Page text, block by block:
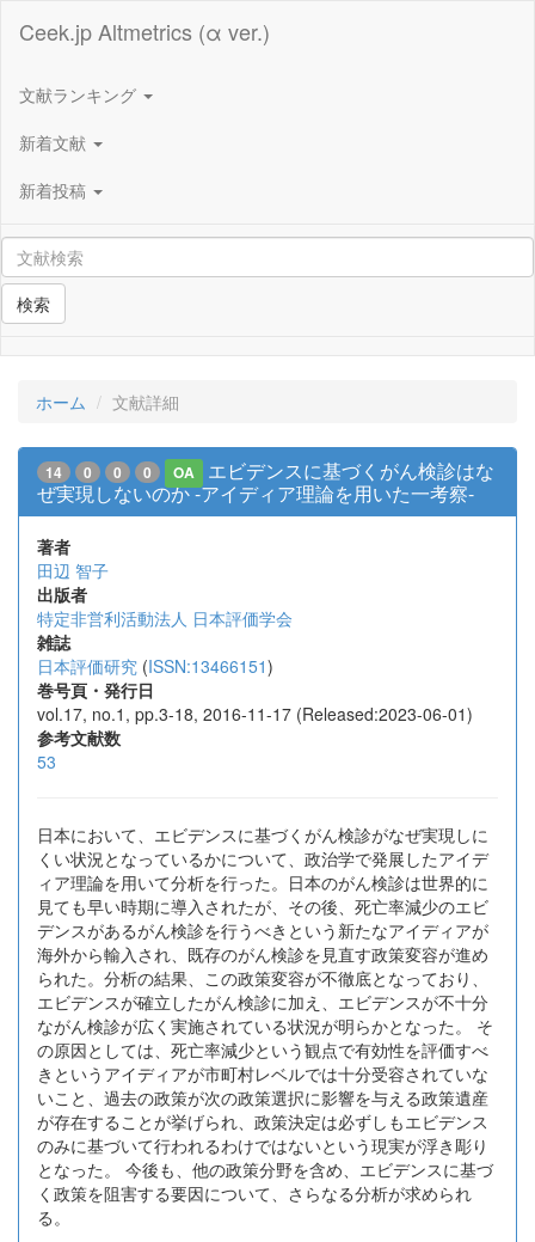
Ceek.jp Altmetrics (α ver.)
文献ランキング
新着文献
新着投稿
検索
ホーム 文献詳細
14 0 0 0 OA
エビデンスに基づくがん検診はな
ぜ実現しないのか -アイディア理論を用いた一考察-
著者
田辺 智子
出版者
特定非営利活動法人 日本評価学会
雑誌
日本評価研究 (ISSN:13466151)
巻号頁・発行日
vol.17, no.1, pp.3-18, 2016-11-17 (Released:2023-06-01)
参考文献数
53
日本において、エビデンスに基づくがん検診がなぜ実現しに
くい状況となっているかについて、政治学で発展したアイデ
ィア理論を用いて分析を行った。日本のがん検診は世界的に
見ても早い時期に導入されたが、その後、死亡率減少のエビ
デンスがあるがん検診を行うべきという新たなアイディアが
海外から輸入され、既存のがん検診を見直す政策変容が進め
られた。分析の結果、この政策変容が不徹底となっており、
エビデンスが確立したがん検診に加え、エビデンスが不十分
ながん検診が広く実施されている状況が明らかとなった。 そ
の原因としては、死亡率減少という観点で有効性を評価すべ
きというアイディアが市町村レベルでは十分受容されていな
いこと、過去の政策が次の政策選択に影響を与える政策遺産
が存在することが挙げられ、政策決定は必ずしもエビデンス
のみに基づいて行われるわけではないという現実が浮き彫り
となった。 今後も、他の政策分野を含め、エビデンスに基づ
く政策を阻害する要因について、さらなる分析が求められ
る。